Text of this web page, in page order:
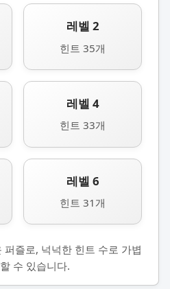
레벨 2
힌트 35개
레벨 4
힌트 33개
레벨 6
힌트 31개
즐로, 넉넉한 힌트 수로 가볍
수 있습니다.